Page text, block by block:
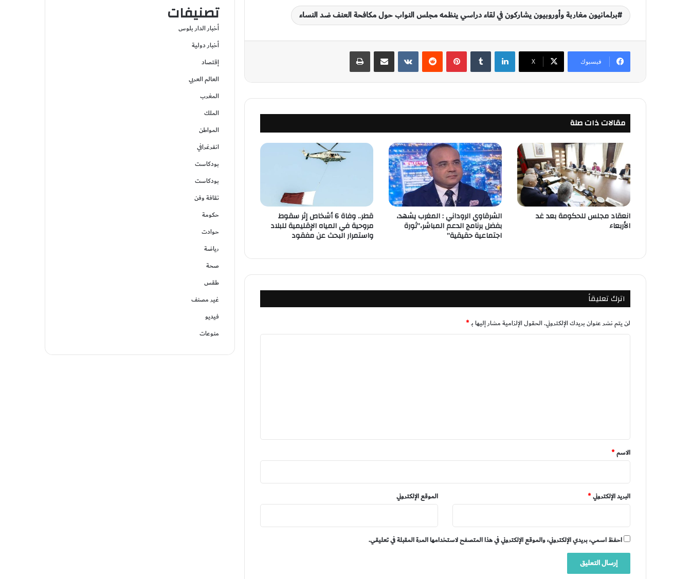
برلمانيون مغاربة وأوروبيون يشاركون في لقاء دراسي ينظمه مجلس النواب حول مكافحة العنف ضد النساء
فيسبوك ‫X
لينكدإن بينتيريست
مقالات ذات صلة
انعقاد مجلس للحكومة بعد غد
الأربعاء
الشرقاوي الروداني : المغرب يشهد،
بفضل برنامج الدعم المباشر،”ثورة
اجتماعية حقيقية”
قطر.. وفاة 6 أشخاص إثر سقوط
مروحية في المياه الإقليمية للبلاد
واستمرار البحث عن مفقود
اترك تعليقاً
لن يتم نشر عنوان بريدك الإلكتروني.الحقول الإلزامية مشار إليها بـ*
*
الاسم*
البريد الإلكتروني* الموقع الإلكتروني
احفظ اسمي، بريدي الإلكتروني، والموقع الإلكتروني في هذا المتصفح لاستخدامها المرة المقبلة في تعليقي.
تصنيفات
أخبار الدار بلوس
أخبار دولية
إقتصاد
العالم العربي
المغرب
الملك
المواطن
انفرغرافي
بودكاست
بودكاست
ثقافة وفن
حكومة
حوادت
رياضة
صحة
طقس
غير مصنف
فيديو
منوعات